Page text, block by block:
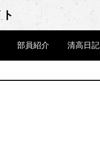
部員紹介 清高日記